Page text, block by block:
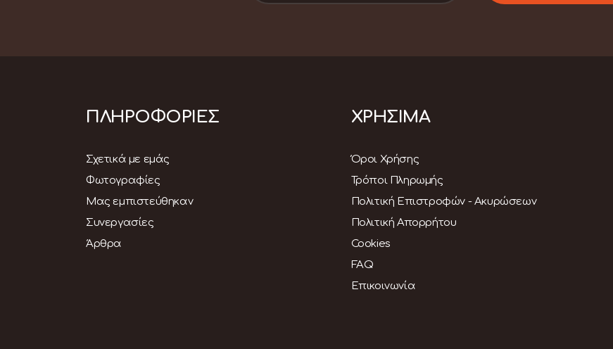
ΠΛΗΡΟΦΟΡΙΕΣ
Σχετικά με εμάς
Φωτογραφίες
Μας εμπιστεύθηκαν
Συνεργασίες
Άρθρα
ΧΡΗΣΙΜΑ
Όροι Χρήσης
Τρόποι Πληρωμής
Πολιτική Επιστροφών - Ακυρώσεων
Πολιτική Απορρήτου
Cookies
FAQ
Επικοινωνία